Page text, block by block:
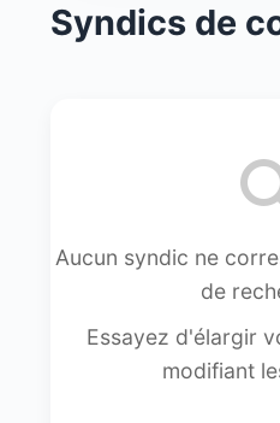
Syndics de
Aucun syndic ne
de
Essayez d'élargir
modifiant